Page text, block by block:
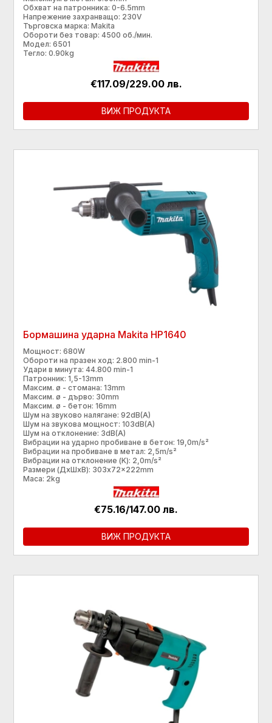
Обхват на патронника: 0-6.5mm
Напрежение захранващо: 230V
Търговска марка: Makita
Обороти без товар: 4500 об./мин.
Модел: 6501
Тегло: 0.90kg
€117.09/229.00 лв.
ВИЖ ПРОДУКТА
Бормашина ударна Makita HP1640
Мощност: 680W
Обороти на празен ход: 2.800 min-1
Удари в минута: 44.800 min-1
Патронник: 1,5-13mm
Максим. ø - стомана: 13mm
Максим. ø - дърво: 30mm
Максим. ø - бетон: 16mm
Шум на звуково налягане: 92dB(A)
Шум на звукова мощност: 103dB(A)
Шум на отклонение: 3dB(A)
Вибрации на ударно пробиване в бетон: 19,0m/s²
Вибрации на пробиване в метал: 2,5m/s²
Вибрации на отклонение (K): 2,0m/s²
Размери (ДхШхВ): 303x72x222mm
Маса: 2kg
€75.16/147.00 лв.
ВИЖ ПРОДУКТА